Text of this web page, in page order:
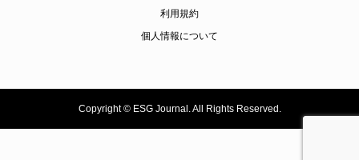
利用規約
個人情報について
Copyright ©ESG Journal. All Rights Reserved.